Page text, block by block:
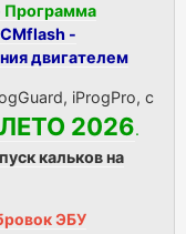
Программа
-
двигателем
iProgPro, с
ЛЕТО 2026.
кальков на
ЭБУ